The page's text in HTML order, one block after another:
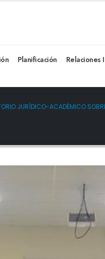
Planificación Relaciones
JURÍDICO-ACADÉMICO